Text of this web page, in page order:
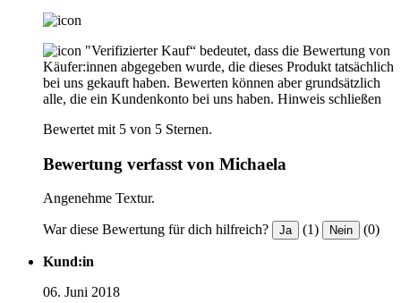
"Verifizierter Kauf“ bedeutet, dass die Bewertung von
Käufer:innen abgegeben wurde, die dieses Produkt tatsächlich
bei uns gekauft haben. Bewerten können aber grundsätzlich
alle, die ein Kundenkonto bei uns haben. Hinweis schließen
Bewertet mit 5 von 5 Sternen.
Bewertung verfasst von Michaela
Angenehme Textur.
War diese Bewertung für dich hilfreich? Ja (1) Nein (0)
Kund:in
06. Juni 2018